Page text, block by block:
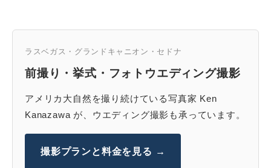
ラスベガス・グランドキャニオン・セドナ
前撮り・挙式・フォトウエディング撮影
アメリカ大自然を撮り続けている写真家 Ken
Kanazawa が、ウエディング撮影も承っています。
撮影プランと料金を見る →